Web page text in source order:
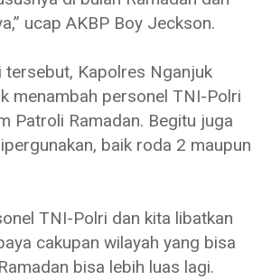
ucap AKBP Boy Jeckson.
tersebut, Kapolres Nganjuk
menambah personel TNI-Polri
Patroli Ramadan. Begitu juga
baik roda 2 maupun
TNI-Polri dan kita libatkan
cakupan wilayah yang bisa
bisa lebih luas lagi.